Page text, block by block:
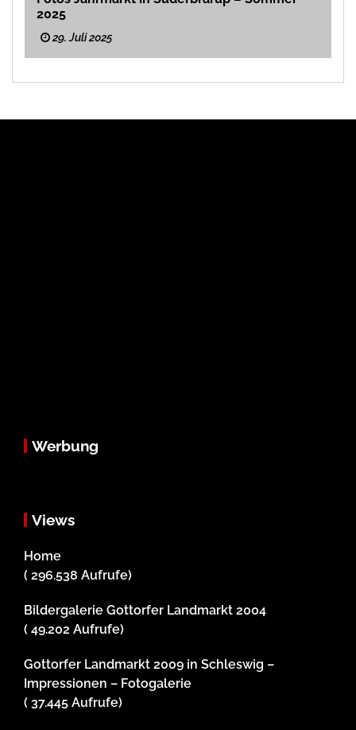
2025
29. Juli 2025
Werbung
Views
Home
( 296.538 Aufrufe)
Bildergalerie Gottorfer Landmarkt 2004
( 49.202 Aufrufe)
Gottorfer Landmarkt 2009 in Schleswig –
Impressionen – Fotogalerie
( 37.445 Aufrufe)